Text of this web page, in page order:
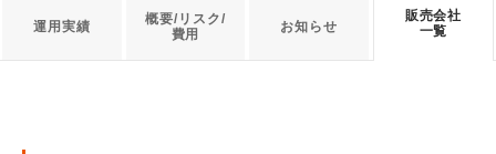
運用実績
概要/リスク/
費用
お知らせ
販売会社
一覧